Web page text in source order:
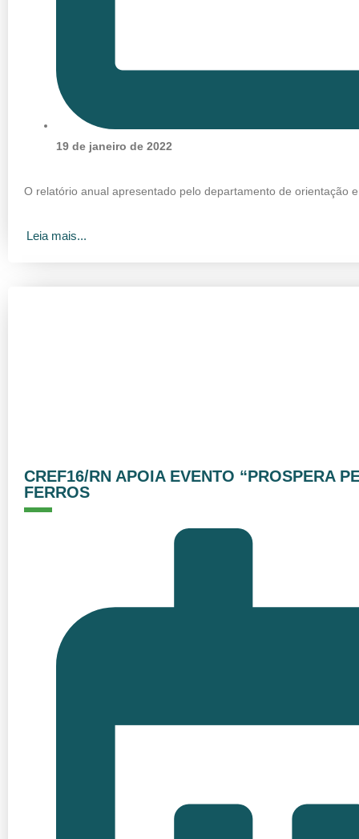
19 de janeiro de 2022
O relatório anual apresentado pelo departamento de orientação
Leia mais...
CREF16/RN APOIA EVENTO “PROSPERA
FERROS